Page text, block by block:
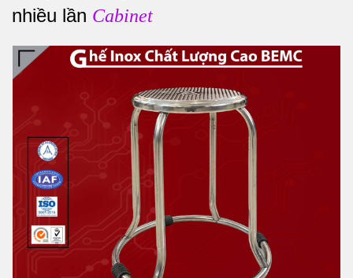
nhiều lần Cabinet